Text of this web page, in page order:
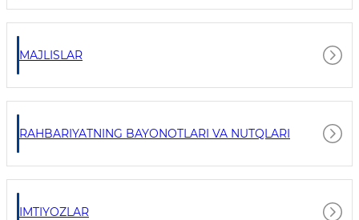
MAJLISLAR
RAHBARIYATNING BAYONOTLARI VA NUTQLARI
IMTIYOZLAR